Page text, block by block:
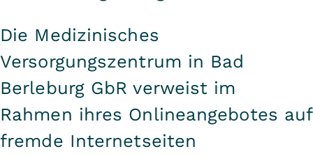
Die Medizinisches
Versorgungszentrum in Bad
Berleburg GbR verweist im
Rahmen ihres Onlineangebotes auf
fremde Internetseiten